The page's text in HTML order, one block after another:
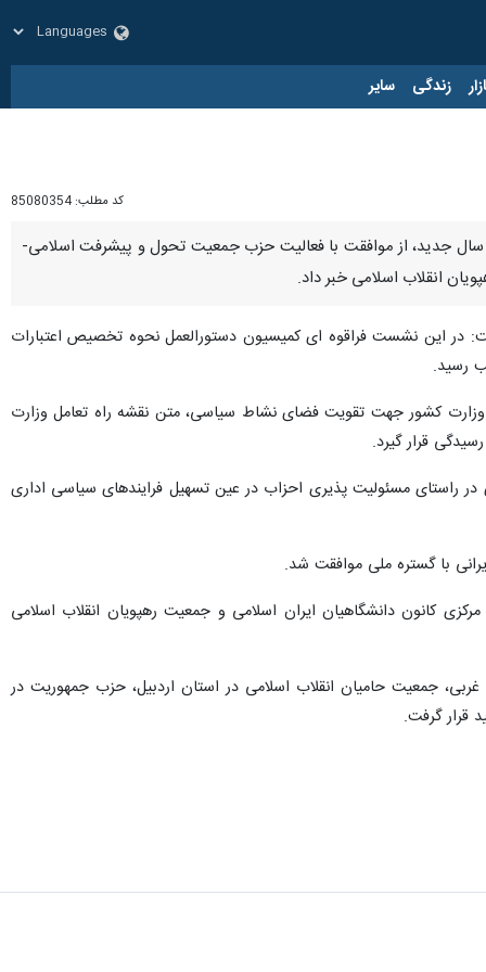
زندگی سایر
کد مطلب: 85080354
کمیسیون در سال جدید، از موافقت با فعالیت حزب جمعیت تحول و پیشرفت اسلامی-
انقلاب اسلامی خبر داد.
نخستین جلسه کمیسیون ماده ۱۰ احزاب در سال جدید گفت: در این نشست فراقوه ای کمیسیون دستورالعمل نحوه تخصیص اعتبارات
رسید.
رویکرد وزارت کشور جهت تقویت فضای نشاط سیاسی، متن نقشه راه تعامل وزارت
قرار گیرد.
و ۱۱۰ مصوبه، رویکرد کمیسیون را قانون مداری در راستای مسئولیت پذیری احزاب در عین تسهیل فرایندهای سیاسی اداری
با گستره ملی موافقت شد.
کانون دانشگاهیان ایران اسلامی و جمعیت رهپویان انقلاب اسلامی
استان آذربایجان غربی، جمعیت حامیان انقلاب اسلامی در استان اردبیل، حزب جمهوریت در
قرار گرفت.